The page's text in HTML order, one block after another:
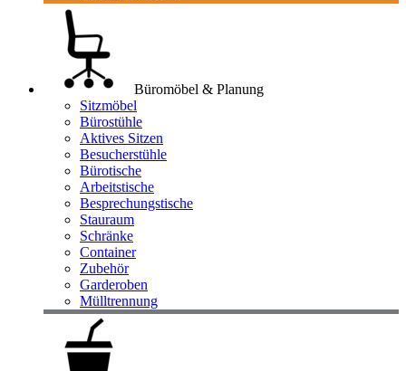
Büromöbel & Planung
Sitzmöbel
Bürostühle
Aktives Sitzen
Besucherstühle
Bürotische
Arbeitstische
Besprechungstische
Stauraum
Schränke
Container
Zubehör
Garderoben
Mülltrennung